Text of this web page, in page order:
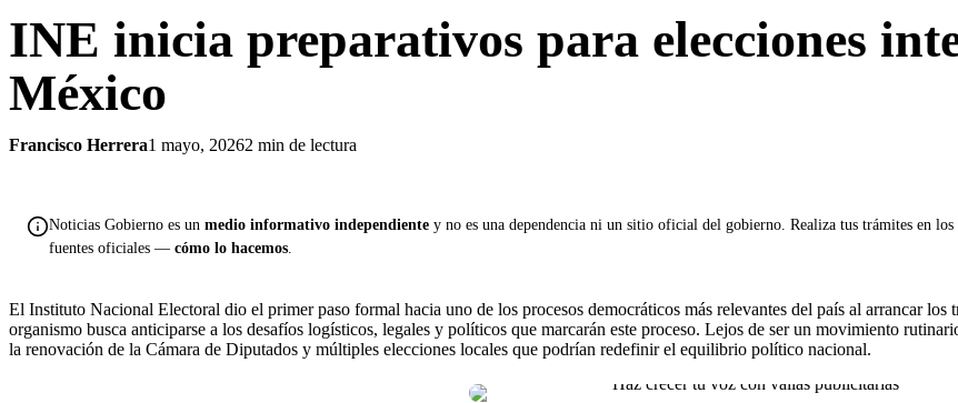
INE inicia preparativos para elecciones
México
Francisco Herrera1 mayo, 20262 min de lectura
Noticias Gobierno es un medio informativo independiente y no es una dependencia ni un sitio oficial del gobierno. Realiza tus trámites en
fuentes oficiales — cómo lo hacemos.
El Instituto Nacional Electoral dio el primer paso formal hacia uno de los procesos democráticos más relevantes del país al arrancar
organismo busca anticiparse a los desafíos logísticos, legales y políticos que marcarán este proceso. Lejos de ser un movimiento
la renovación de la Cámara de Diputados y múltiples elecciones locales que podrían redefinir el equilibrio político nacional.